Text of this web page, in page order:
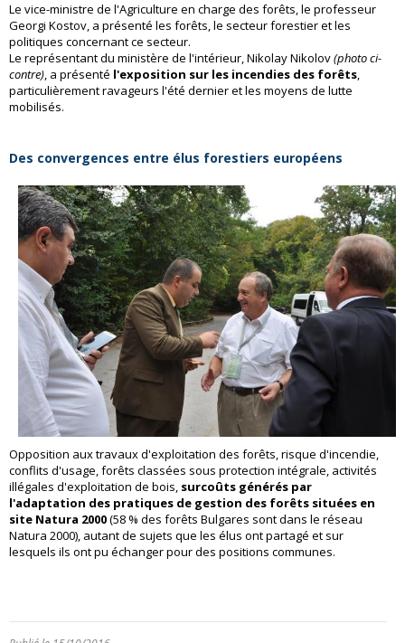
Le vice-ministre de l'Agriculture en charge des forêts, le professeur
Georgi Kostov, a présenté les forêts, le secteur forestier et les
politiques concernant ce secteur.
Le représentant du ministère de l'intérieur, Nikolay Nikolov(photo ci-
contre), a présenté l'exposition sur les incendies des forêts,
particulièrement ravageurs l'été dernier et les moyens de lutte
mobilisés.
Des convergences entre élus forestiers européens
Opposition aux travaux d'exploitation des forêts, risque d'incendie,
conflits d'usage, forêts classées sous protection intégrale, activités
illégales d'exploitation de bois, surcoûts générés par
l'adaptation des pratiques de gestion des forêts situées en
site Natura 2000(58 % des forêts Bulgares sont dans le réseau
Natura 2000), autant de sujets que les élus ont partagé et sur
lesquels ils ont pu échanger pour des positions communes.